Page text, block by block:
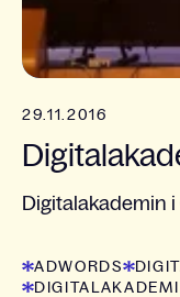
29.11.2016
Digitalakademin
ADWORDS